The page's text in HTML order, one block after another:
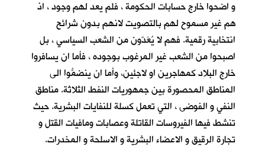
و اضحوا خارج حسابات الحكومة ، فلم يعد لهم وجود ، اذ
هم غير مسموح لهم بالتصويت لانهم بدون شرائح
انتخابية رقمية. فهم لا يُعَدّون من الشعب السياسي ، بل
اصبحوا من الشعب غير المرغوب بوجوده ، فأما ان يسافروا
خارج البلاد كمهاجرين او لاجئين، وأما ان ينضمُّوا الى
المناطق المحصورة بين جمهوريات النفط الثلاثة. مناطق
النفي و الفوضى ، التي تعمل كسلة للنفايات البشرية. حيث
تنشط فيها الفيروسات القاتلة وعصابات ومافيات القتل و
تجارة الرقيق و الاعضاء البشرية و الاسلحة و المخدرات.